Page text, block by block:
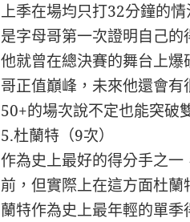
上季在場均只打32分鐘的
是字母哥第一次證明自己
他就曾在總決賽的舞台上
哥正值巔峰，未來他還會
50+的場次說不定也能突破
5.杜蘭特（9次）
作為史上最好的得分手之
前，但實際上在這方面杜
蘭特作為史上最年輕的單